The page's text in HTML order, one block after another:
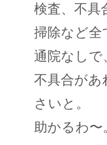
検査、不具
掃除など全
通院なしで
不具合があ
さいと。
助かるわ〜